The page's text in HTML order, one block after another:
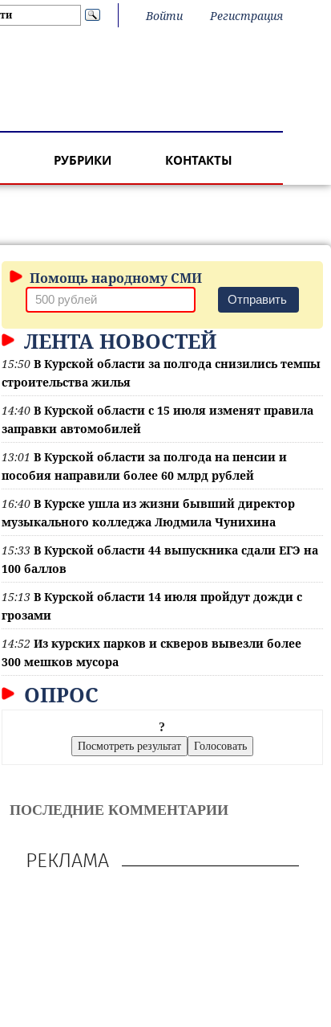
Войти Регистрация
РУБРИКИ КОНТАКТЫ
Помощь народному СМИ
Отправить
ЛЕНТА НОВОСТЕЙ
15:50 В Курской области за полгода снизились темпы
строительства жилья
14:40 В Курской области с 15 июля изменят правила
заправки автомобилей
13:01 В Курской области за полгода на пенсии и
пособия направили более 60 млрд рублей
16:40 В Курске ушла из жизни бывший директор
музыкального колледжа Людмила Чунихина
15:33 В Курской области 44 выпускника сдали ЕГЭ на
100 баллов
15:13 В Курской области 14 июля пройдут дожди с
грозами
14:52 Из курских парков и скверов вывезли более
300 мешков мусора
ОПРОС
?
ПОСЛЕДНИЕ КОММЕНТАРИИ
РЕКЛАМА